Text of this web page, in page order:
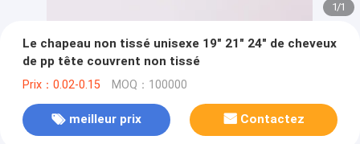
1/1
Le chapeau non tissé unisexe 19" 21" 24" de cheveux
de pp tête couvrent non tissé
Prix：0.02-0.15 MOQ：100000
meilleur prix Contactez